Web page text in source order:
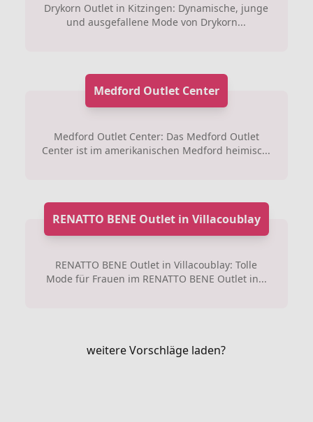
Drykorn Outlet in Kitzingen: Dynamische, junge
und ausgefallene Mode von Drykorn...
Medford Outlet Center
Medford Outlet Center: Das Medford Outlet
Center ist im amerikanischen Medford heimisc...
RENATTO BENE Outlet in Villacoublay
RENATTO BENE Outlet in Villacoublay: Tolle
Mode für Frauen im RENATTO BENE Outlet in...
weitere Vorschläge laden?